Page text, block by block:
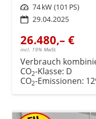
Leistung 74 kW (101 PS)
29.04.2025
26.480,– €
incl. 19% MwSt.
Verbrauch
CO2-Klasse: D
CO2-Emissionen: